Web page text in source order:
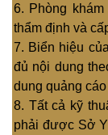
6. Phòng
thẩm định và
7. Biển hiệu
đủ nội dung
dung quảng
8. Tất cả kỹ
phải được Sở